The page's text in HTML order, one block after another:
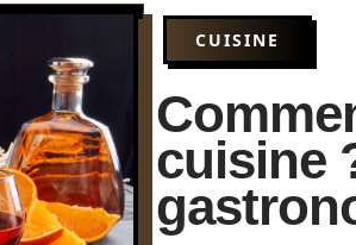
CUISINE
cuisine